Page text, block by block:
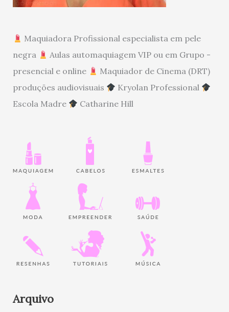
Maquiadora Profissional especialista em pele
negra
Aulas automaquiagem VIP ou em Grupo -
presencial e online
Maquiador de Cinema (DRT)
produções audiovisuais
Kryolan Professional
Escola Madre
Catharine Hill
Arquivo